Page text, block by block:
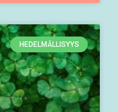
HEDELMÄLLISYYS